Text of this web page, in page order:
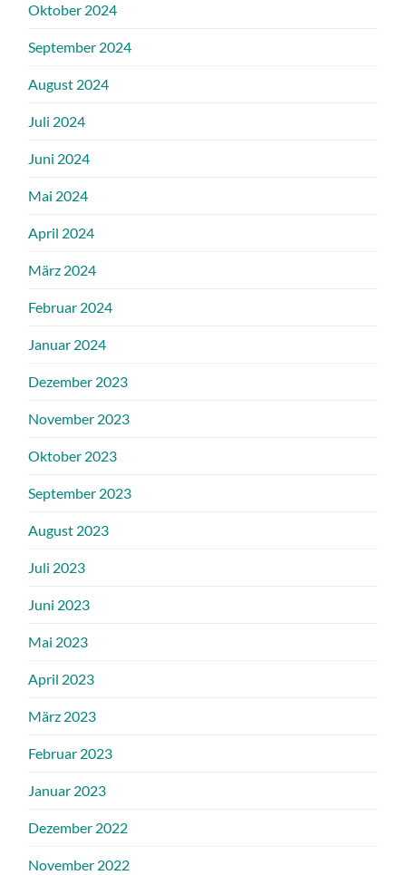
Oktober 2024
September 2024
August 2024
Juli 2024
Juni 2024
Mai 2024
April 2024
März 2024
Februar 2024
Januar 2024
Dezember 2023
November 2023
Oktober 2023
September 2023
August 2023
Juli 2023
Juni 2023
Mai 2023
April 2023
März 2023
Februar 2023
Januar 2023
Dezember 2022
November 2022